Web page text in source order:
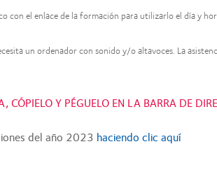
con el enlace de la formación para utilizarlo el día y
un ordenador con sonido y/o altavoces. La
CÓPIELO Y PÉGUELO EN LA BARRA DE
del año 2023 haciendo clic aquí